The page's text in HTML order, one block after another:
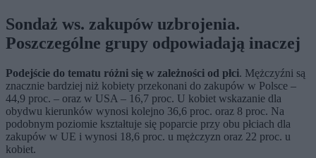
Sondaż ws. zakupów uzbrojenia.
Poszczególne grupy odpowiadają inaczej
Podejście do tematu różni się w zależności od płci. Mężczyźni są
znacznie bardziej niż kobiety przekonani do zakupów w Polsce –
44,9 proc. – oraz w USA – 16,7 proc. U kobiet wskazanie dla
obydwu kierunków wynosi kolejno 36,6 proc. oraz 8 proc. Na
podobnym poziomie kształtuje się poparcie przy obu płciach dla
zakupów w UE i wynosi 18,6 proc. u mężczyzn oraz 22 proc. u
kobiet.